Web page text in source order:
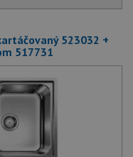
523032 +
517731